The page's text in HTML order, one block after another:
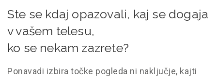
Ste se kdaj opazovali, kaj se dogaja
v vašem telesu,
ko se nekam zazrete?
Ponavadi izbira točke pogleda ni naključje, kajti